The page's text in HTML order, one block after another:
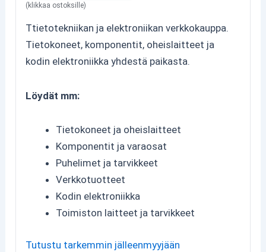
(klikkaa ostoksille)
Ttietotekniikan ja elektroniikan verkkokauppa.
Tietokoneet, komponentit, oheislaitteet ja
kodin elektroniikka yhdestä paikasta.
Löydät mm:
Tietokoneet ja oheislaitteet
Komponentit ja varaosat
Puhelimet ja tarvikkeet
Verkkotuotteet
Kodin elektroniikka
Toimiston laitteet ja tarvikkeet
Tutustu tarkemmin jälleenmyyjään